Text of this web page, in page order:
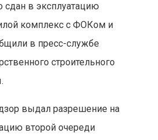
в эксплуатацию
комплекс с ФОКом и
в пресс-службе
строительного
выдал разрешение на
второй очереди